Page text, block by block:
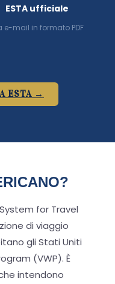
ESTA ufficiale
e-mail in formato PDF
ESTA →
for Travel
di viaggio
gli Stati Uniti
(VWP). È
intendono